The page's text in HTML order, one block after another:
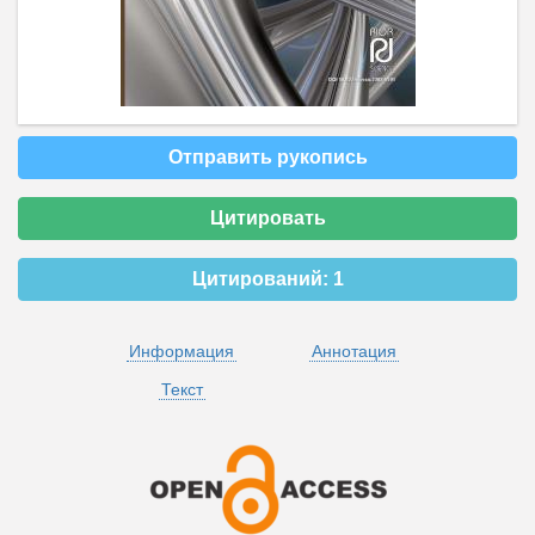
Отправить рукопись
Цитировать
Цитирований: 1
Информация
Аннотация
Текст